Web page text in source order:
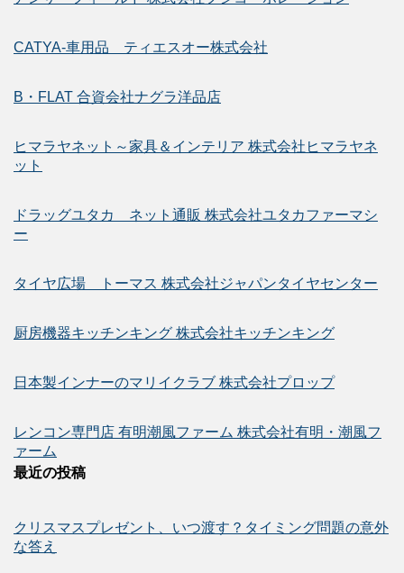
CATYA-車用品 ティエスオー株式会社
B・FLAT 合資会社ナグラ洋品店
ヒマラヤネット～家具＆インテリア 株式会社ヒマラヤネ
ット
ドラッグユタカ ネット通販 株式会社ユタカファーマシ
ー
タイヤ広場 トーマス 株式会社ジャパンタイヤセンター
厨房機器キッチンキング 株式会社キッチンキング
日本製インナーのマリイクラブ 株式会社プロップ
レンコン専門店 有明潮風ファーム 株式会社有明・潮風フ
ァーム
最近の投稿
クリスマスプレゼント、いつ渡す？タイミング問題の意外
な答え